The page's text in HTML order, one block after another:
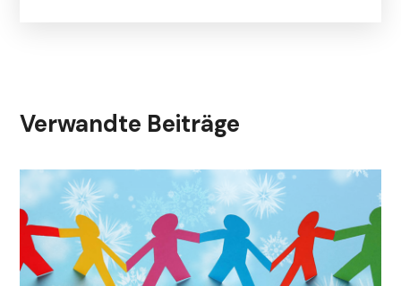
Verwandte Beiträge